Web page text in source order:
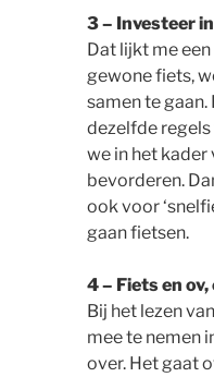
3 – Investeer
Dat lijkt me
gewone fiets,
samen te
dezelfde
we in het
bevorderen.
ook voor
gaan fietsen.
4 – Fiets en
Bij het lezen
mee te nemen
over. Het gaat